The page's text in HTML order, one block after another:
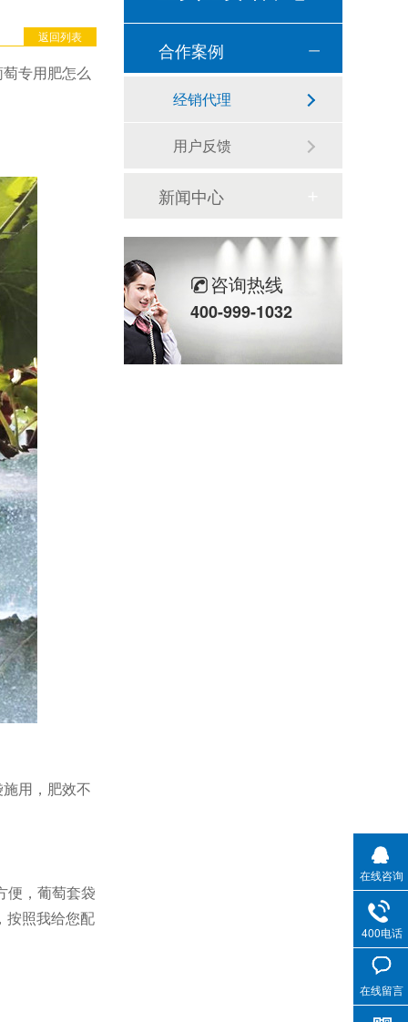
返回列表
专用肥怎么
用，肥效不
便，葡萄套袋
按照我给您配
合作案例
经销代理
用户反馈
新闻中心
咨询热线
400-999-1032
在线咨询
400电话
在线留言